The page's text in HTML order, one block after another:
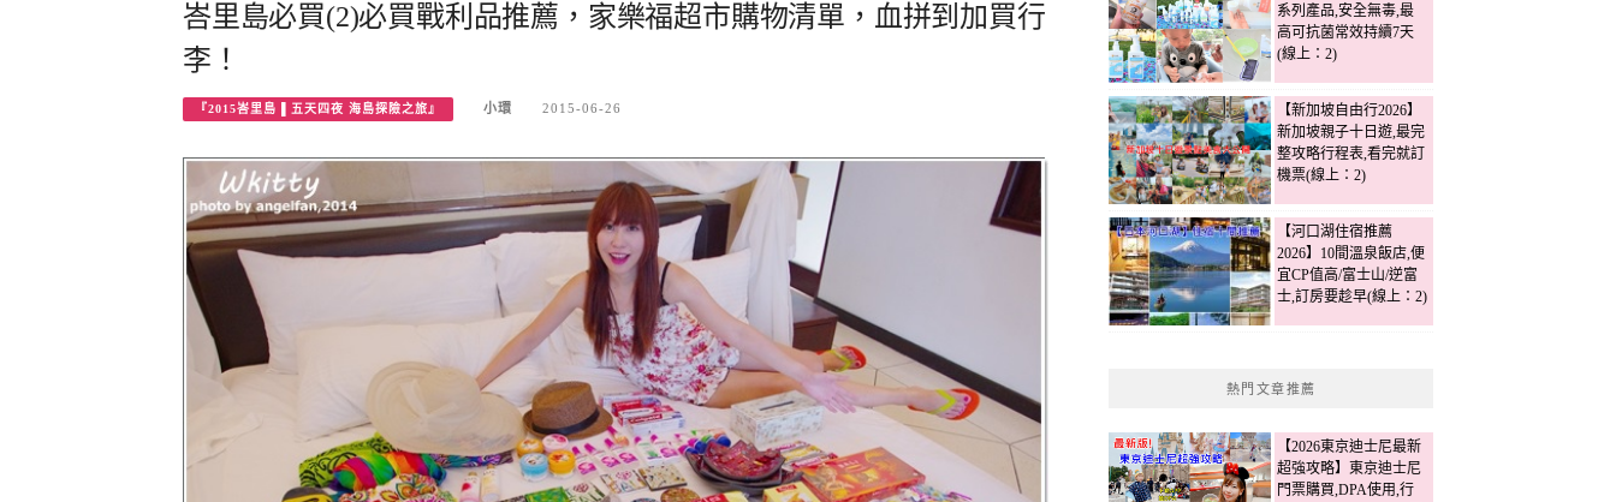
峇里島必買(2)必買戰利品推薦，家樂福超市購物清單，血拼到加買行
李！
『2015峇里島 ▌五天四夜 海島探險之旅』 小環 2015-06-26
系列產品,安全無毒,最
高可抗菌常效持續7天
(線上：2)
【新加坡自由行2026】
新加坡親子十日遊,最完
整攻略行程表,看完就訂
機票(線上：2)
【河口湖住宿推薦
2026】10間溫泉飯店,便
宜CP值高/富士山/逆富
士,訂房要趁早(線上：2)
熱門文章推薦
【2026東京迪士尼最新
超強攻略】東京迪士尼
門票購買,DPA使用,行